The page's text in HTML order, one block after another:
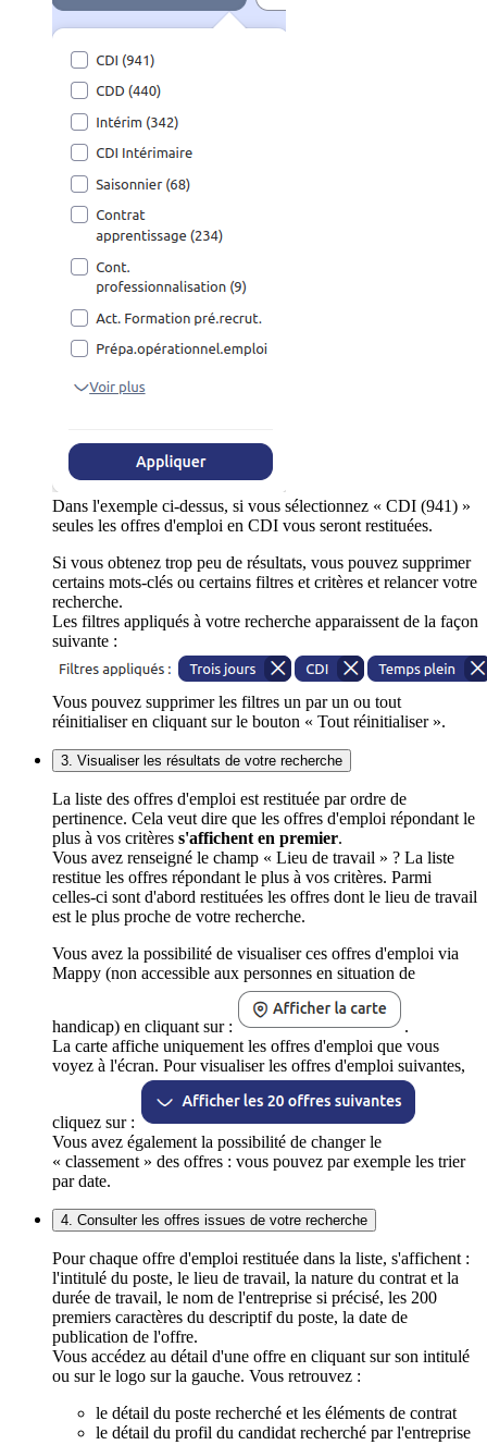
Dans l'exemple ci-dessus, si vous sélectionnez « CDI (941) »
seules les offres d'emploi en CDI vous seront restituées.
Si vous obtenez trop peu de résultats, vous pouvez supprimer
certains mots-clés ou certains filtres et critères et relancer votre
recherche.
Les filtres appliqués à votre recherche apparaissent de la façon
suivante :
Vous pouvez supprimer les filtres un par un ou tout
réinitialiser en cliquant sur le bouton « Tout réinitialiser ».
3. Visualiser les résultats de votre recherche
La liste des offres d'emploi est restituée par ordre de
pertinence. Cela veut dire que les offres d'emploi répondant le
plus à vos critères s'affichent en premier.
Vous avez renseigné le champ « Lieu de travail » ? La liste
restitue les offres répondant le plus à vos critères. Parmi
celles-ci sont d'abord restituées les offres dont le lieu de travail
est le plus proche de votre recherche.
Vous avez la possibilité de visualiser ces offres d'emploi via
Mappy (non accessible aux personnes en situation de
handicap) en cliquant sur :
.
La carte affiche uniquement les offres d'emploi que vous
voyez à l'écran. Pour visualiser les offres d'emploi suivantes,
cliquez sur :
Vous avez également la possibilité de changer le
« classement » des offres : vous pouvez par exemple les trier
par date.
4. Consulter les offres issues de votre recherche
Pour chaque offre d'emploi restituée dans la liste, s'affichent :
l'intitulé du poste, le lieu de travail, la nature du contrat et la
durée de travail, le nom de l'entreprise si précisé, les 200
premiers caractères du descriptif du poste, la date de
publication de l'offre.
Vous accédez au détail d'une offre en cliquant sur son intitulé
ou sur le logo sur la gauche. Vous retrouvez :
le détail du poste recherché et les éléments de contrat
le détail du profil du candidat recherché par l'entreprise